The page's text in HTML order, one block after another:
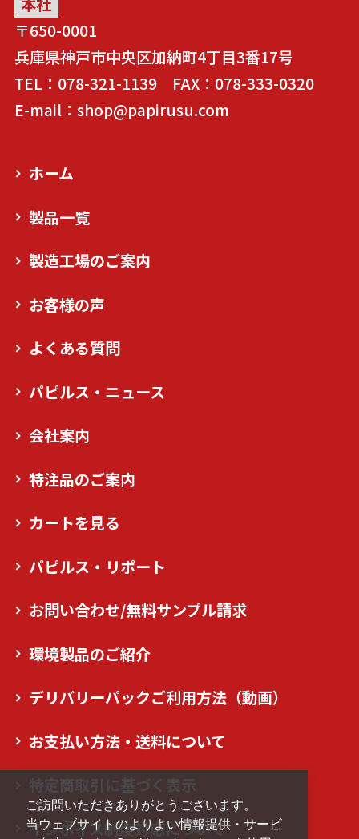
ご訪問いただきありがとうございます。
当ウェブサイトのよりよい情報提供・サービ
〒650-0001
兵庫県神戸市中央区加納町4丁目3番17号
TEL：078-321-1139 FAX：078-333-0320
E-mail：shop@papirusu.com
ホーム
製品一覧
製造工場のご案内
お客様の声
よくある質問
パピルス・ニュース
会社案内
特注品のご案内
カートを見る
パピルス・リポート
お問い合わせ/無料サンプル請求
環境製品のご紹介
デリバリーパックご利用方法（動画）
お支払い方法・送料について
インボイス制度対応について